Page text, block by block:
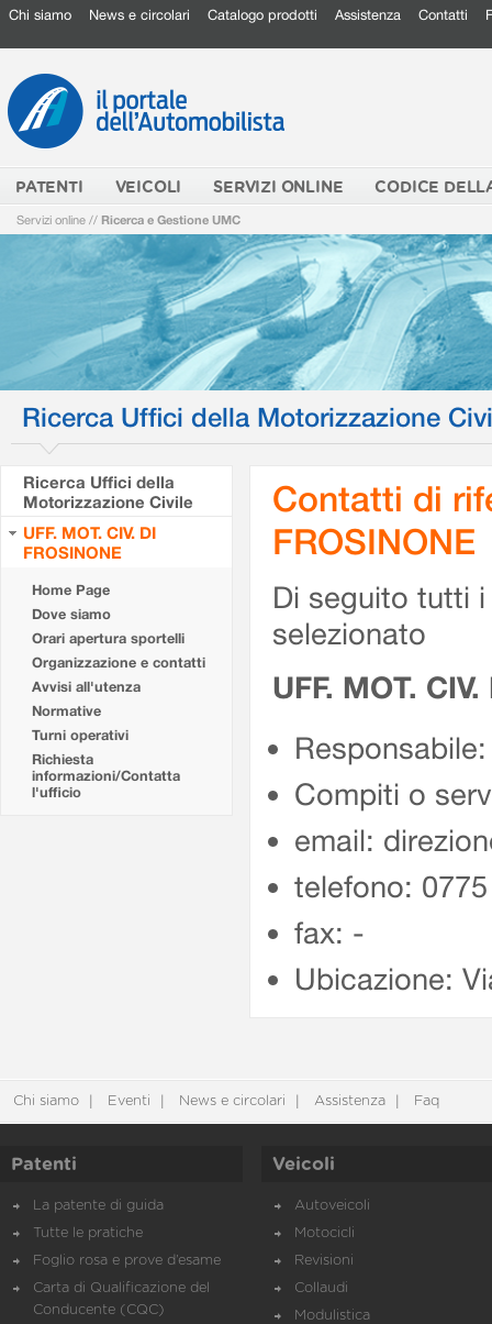
Chi siamo News e circolari Catalogo prodotti Assistenza Contatti
PATENTI VEICOLI SERVIZI ONLINE CODICE
Servizi online // Ricerca e Gestione UMC
Ricerca Uffici della Motorizzazione
Ricerca Uffici della
Motorizzazione Civile
UFF. MOT. CIV. DI
FROSINONE
Home Page
Dove siamo
Orari apertura sportelli
Organizzazione e contatti
Avvisi all'utenza
Normative
Turni operativi
Richiesta
informazioni/Contatta
l'ufficio
Contatti di
FROSINONE
Di seguito tutti
selezionato
UFF. MOT.
Compiti o
email:
telefono:
fax: -
Ubicazione:
Chi siamo Eventi News e circolari Assistenza Faq
Patenti
La patente di guida
Tutte le pratiche
Foglio rosa e prove d’esame
Carta di Qualificazione del
Conducente (CQC)
Veicoli
Autoveicoli
Motocicli
Revisioni
Collaudi
Modulistica